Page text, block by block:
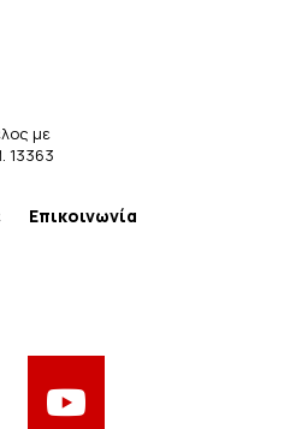
με
13363
Επικοινωνία